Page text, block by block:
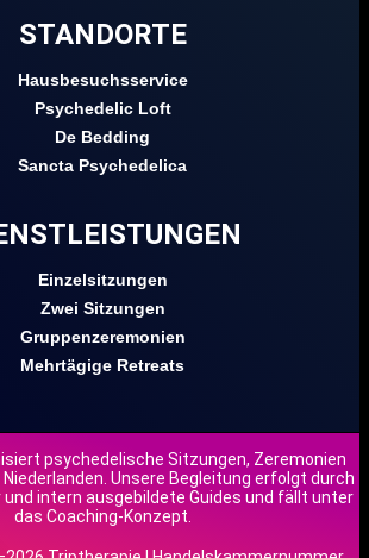
STANDORTE
Hausbesuchsservice
Psychedelic Loft
De Bedding
Sancta Psychedelica
Einzelsitzungen
Zwei Sitzungen
Gruppenzeremonien
Mehrtägige Retreats
psychedelische Sitzungen, Zeremonien
Unsere Begleitung erfolgt durch
intern ausgebildete Guides und fällt unter
das Coaching-Konzept.